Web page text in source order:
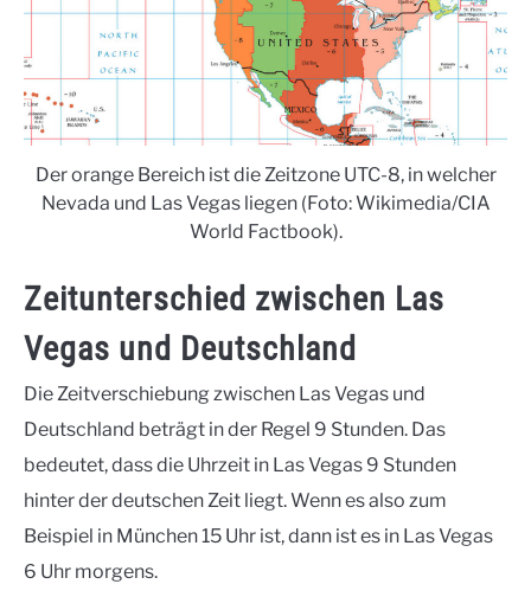
Der orange Bereich ist die Zeitzone UTC-8, in welcher
Nevada und Las Vegas liegen (Foto: Wikimedia/CIA
World Factbook).
Zeitunterschied zwischen Las
Vegas und Deutschland
Die Zeitverschiebung zwischen Las Vegas und
Deutschland beträgt in der Regel 9 Stunden. Das
bedeutet, dass die Uhrzeit in Las Vegas 9 Stunden
hinter der deutschen Zeit liegt. Wenn es also zum
Beispiel in München 15 Uhr ist, dann ist es in Las Vegas
6 Uhr morgens.